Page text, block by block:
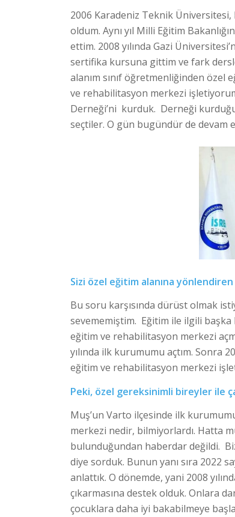
2006 Karadeniz Teknik Üniversitesi,
oldum. Aynı yıl Milli Eğitim
ettim. 2008 yılında Gazi
sertifika kursuna gittim ve fark
alanım sınıf öğretmenliğinden özel
ve rehabilitasyon merkezi
Derneği’ni kurduk. Derneği
seçtiler. O gün bugündür de devam
Sizi özel eğitim alanına
Bu soru karşısında dürüst olmak
sevememiştim. Eğitim ile ilgili
eğitim ve rehabilitasyon merkezi
yılında ilk kurumumu açtım. Sonra
eğitim ve rehabilitasyon merkezi
Peki, özel gereksinimli bireyler ile
Muş’un Varto ilçesinde ilk
merkezi nedir, bilmiyorlardı. Hatta
bulunduğundan haberdar değildi.
diye sorduk. Bunun yanı sıra 2022
anlattık. O dönemde, yani 2008
çıkarmasına destek olduk. Onlara
çocuklara daha iyi bakabilmeye